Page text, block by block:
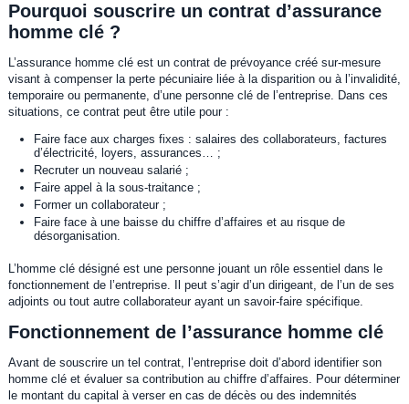
Pourquoi souscrire un contrat d’assurance
homme clé ?
L’assurance homme clé est un contrat de prévoyance créé sur-mesure
visant à compenser la perte pécuniaire liée à la disparition ou à l’invalidité,
temporaire ou permanente, d’une personne clé de l’entreprise. Dans ces
situations, ce contrat peut être utile pour :
Faire face aux charges fixes : salaires des collaborateurs, factures
d’électricité, loyers, assurances… ;
Recruter un nouveau salarié ;
Faire appel à la sous-traitance ;
Former un collaborateur ;
Faire face à une baisse du chiffre d’affaires et au risque de
désorganisation.
L’homme clé désigné est une personne jouant un rôle essentiel dans le
fonctionnement de l’entreprise. Il peut s’agir d’un dirigeant, de l’un de ses
adjoints ou tout autre collaborateur ayant un savoir-faire spécifique.
Fonctionnement de l’assurance homme clé
Avant de souscrire un tel contrat, l’entreprise doit d’abord identifier son
homme clé et évaluer sa contribution au chiffre d’affaires. Pour déterminer
le montant du capital à verser en cas de décès ou des indemnités